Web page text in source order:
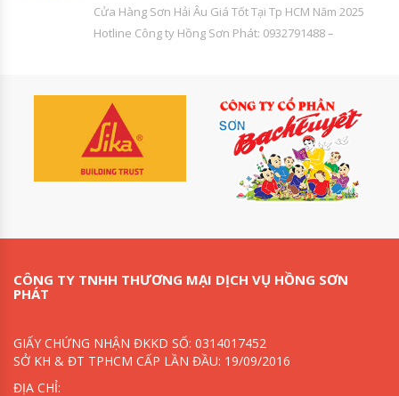
Cửa Hàng Sơn Hải Âu Giá Tốt Tại Tp HCM Năm 2025
Hotline Công ty Hồng Sơn Phát: 0932791488 –
CÔNG TY TNHH THƯƠNG MẠI DỊCH VỤ HỒNG SƠN
PHÁT
GIẤY CHỨNG NHẬN ĐKKD SỐ: 0314017452
SỞ KH & ĐT TPHCM CẤP LẦN ĐẦU: 19/09/2016
ĐỊA CHỈ: